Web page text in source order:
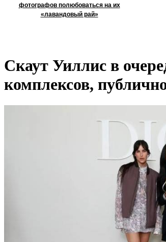
фотографов полюбоваться на их
«лавандовый рай»
Скаут Уиллис в
комплексов,